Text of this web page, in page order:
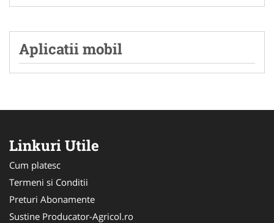
Aplicatii mobil
Linkuri Utile
Cum platesc
Termeni si Conditii
Preturi Abonamente
Sustine Producator-Agricol.ro